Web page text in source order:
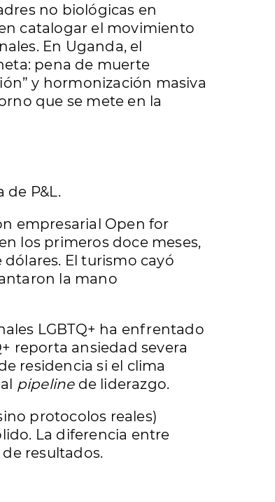
no biológicas en
catalogar el movimiento
En Uganda, el
pena de muerte
y hormonización masiva
que se mete en la
de P&L.
empresarial Open for
los primeros doce meses,
dólares. El turismo cayó
la mano
LGBTQ+ ha enfrentado
reporta ansiedad severa
residencia si el clima
pipelinede liderazgo.
protocolos reales)
La diferencia entre
resultados.